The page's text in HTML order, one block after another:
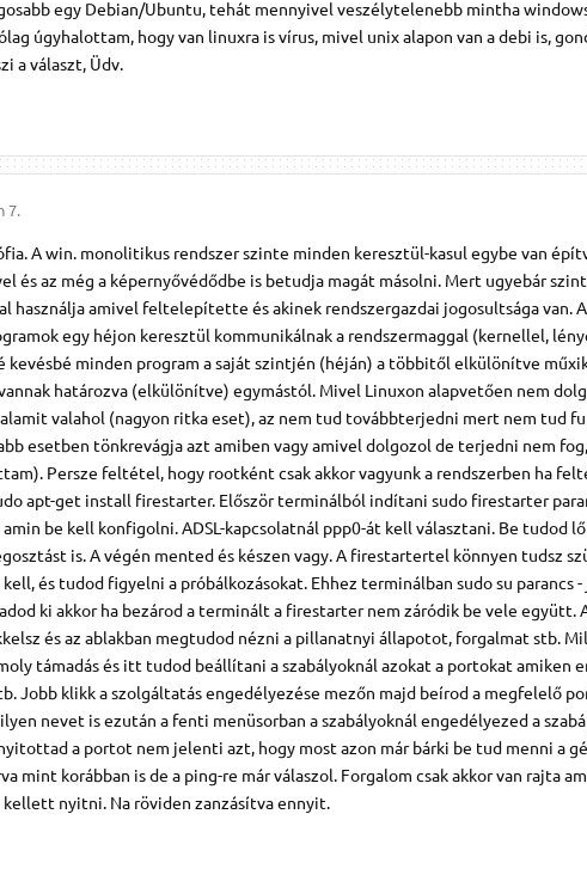
egy Debian/Ubuntu, tehát mennyivel veszélytelenebb mintha
úgyhalottam, hogy van linuxra is vírus, mivel unix alapon van a debi is,
a választ, Üdv.
7.
A win. monolitikus rendszer szinte minden keresztül-kasul egybe van
és az még a képernyővédődbe is betudja magát másolni. Mert ugyebár
használja amivel feltelepítette és akinek rendszergazdai jogosultsága van.
egy héjon keresztül kommunikálnak a rendszermaggal (kernellel,
kevésbé minden program a saját szintjén (héján) a többitől elkülönítve
határozva (elkülönítve) egymástól. Mivel Linuxon alapvetően nem
valahol (nagyon ritka eset), az nem tud továbbterjedni mert nem tud
esetben tönkrevágja azt amiben vagy amivel dolgozol de terjedni nem
Persze feltétel, hogy rootként csak akkor vagyunk a rendszerben ha
apt-get install firestarter. Először terminálból indítani sudo firestarter
be kell konfigolni. ADSL-kapcsolatnál ppp0-át kell választani. Be tudod
is. A végén mented és készen vagy. A firestartertel könnyen tudsz
és tudod figyelni a próbálkozásokat. Ehhez terminálban sudo su parancs -
ki akkor ha bezárod a terminált a firestarter nem záródik be vele együtt.
és az ablakban megtudod nézni a pillanatnyi állapotot, forgalmat stb.
támadás és itt tudod beállítani a szabályoknál azokat a portokat amiken
Jobb klikk a szolgáltatás engedélyezése mezőn majd beírod a megfelelő
nevet is ezután a fenti menüsorban a szabályoknál engedélyezed a
a portot nem jelenti azt, hogy most azon már bárki be tud menni a
mint korábban is de a ping-re már válaszol. Forgalom csak akkor van rajta
kellett nyitni. Na röviden zanzásítva ennyit.